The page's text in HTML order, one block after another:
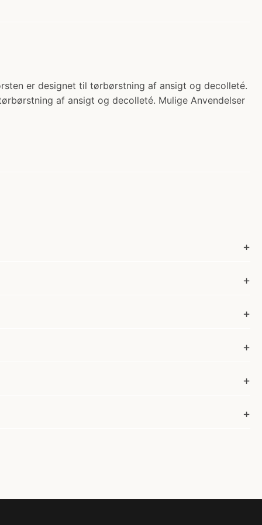
er designet til tørbørstning af ansigt og decolleté.
af ansigt og decolleté. Mulige Anvendelser